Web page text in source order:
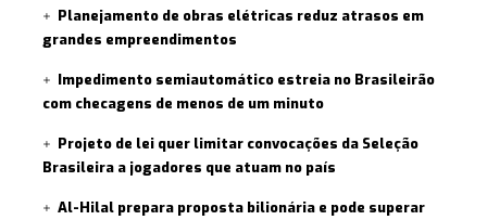
Planejamento de obras elétricas reduz atrasos em
grandes empreendimentos
Impedimento semiautomático estreia no Brasileirão
com checagens de menos de um minuto
Projeto de lei quer limitar convocações da Seleção
Brasileira a jogadores que atuam no país
Al-Hilal prepara proposta bilionária e pode superar